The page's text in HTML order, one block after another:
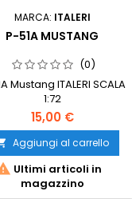
MARCA: ITALERI
P-51A MUSTANG
(0)
Mustang ITALERI SCALA
1:72
15,00 €
Aggiungi al carrello
Ultimi articoli in
magazzino